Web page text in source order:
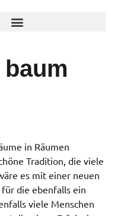
baum
in Räumen
Tradition, die viele
es mit einer neuen
die ebenfalls ein
viele Menschen